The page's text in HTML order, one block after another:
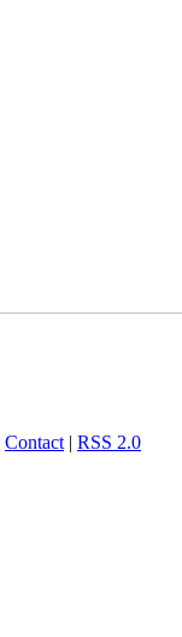
Contact | RSS 2.0